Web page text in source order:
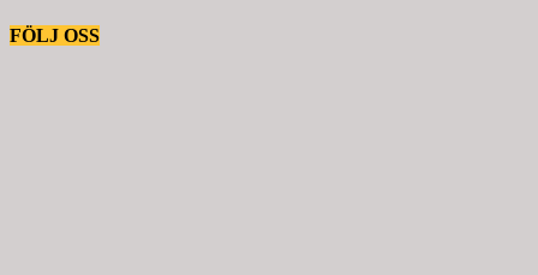
FÖLJ OSS